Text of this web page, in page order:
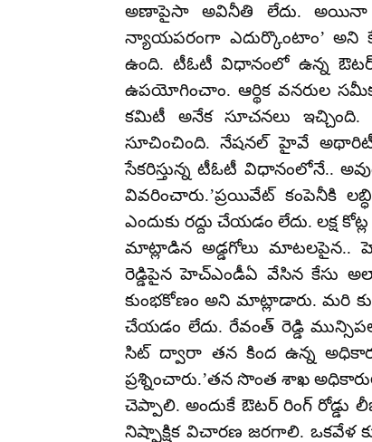
అణాపైసా అవినీతి లేదు. అయినా
న్యాయపరంగా ఎదుర్కొంటాం’ అని
ఉంది. టీఓటీ విధానంలో ఉన్న ఔటర్
ఉపయోగించాం. ఆర్థిక వనరుల
కమిటీ అనేక సూచనలు ఇచ్చింది.
సూచించింది. నేషనల్ హైవే
సేకరిస్తున్న టీఓటీ విధానంలోనే..
వివరించారు.’ప్రయివేట్ కంపెనీకి
ఎందుకు రద్దు చేయడం లేదు. లక్ష
మాట్లాడిన అడ్డగోలు మాటలపైన..
రెడ్డిపైన హెచ్ఎండీఏ వేసిన కేసు
కుంభకోణం అని మాట్లాడారు. మరి
చేయడం లేదు. రేవంత్ రెడ్డి
సిట్ ద్వారా తన కింద ఉన్న
ప్రశ్నించారు.’తన సొంత శాఖ
చెప్పాలి. అందుకే ఔటర్ రింగ్ రోడ్డు
నిష్పాక్షిక విచారణ జరగాలి. ఒకవేళ